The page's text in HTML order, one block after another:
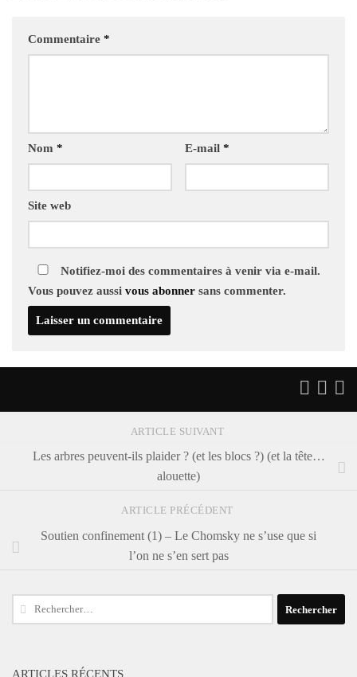
Commentaire *
Nom * E-mail *
Site web
Notifiez-moi des commentaires à venir via e-mail.
Vous pouvez aussi vous abonner sans commenter.
ARTICLE SUIVANT
Les arbres peuvent-ils plaider ? (et les blocs ?) (et la tête…
alouette)
ARTICLE PRÉCÉDENT
Soutien confinement (1) – Le Chomsky ne s’use que si
l’on ne s’en sert pas
Rechercher :
ARTICLES RÉCENTS